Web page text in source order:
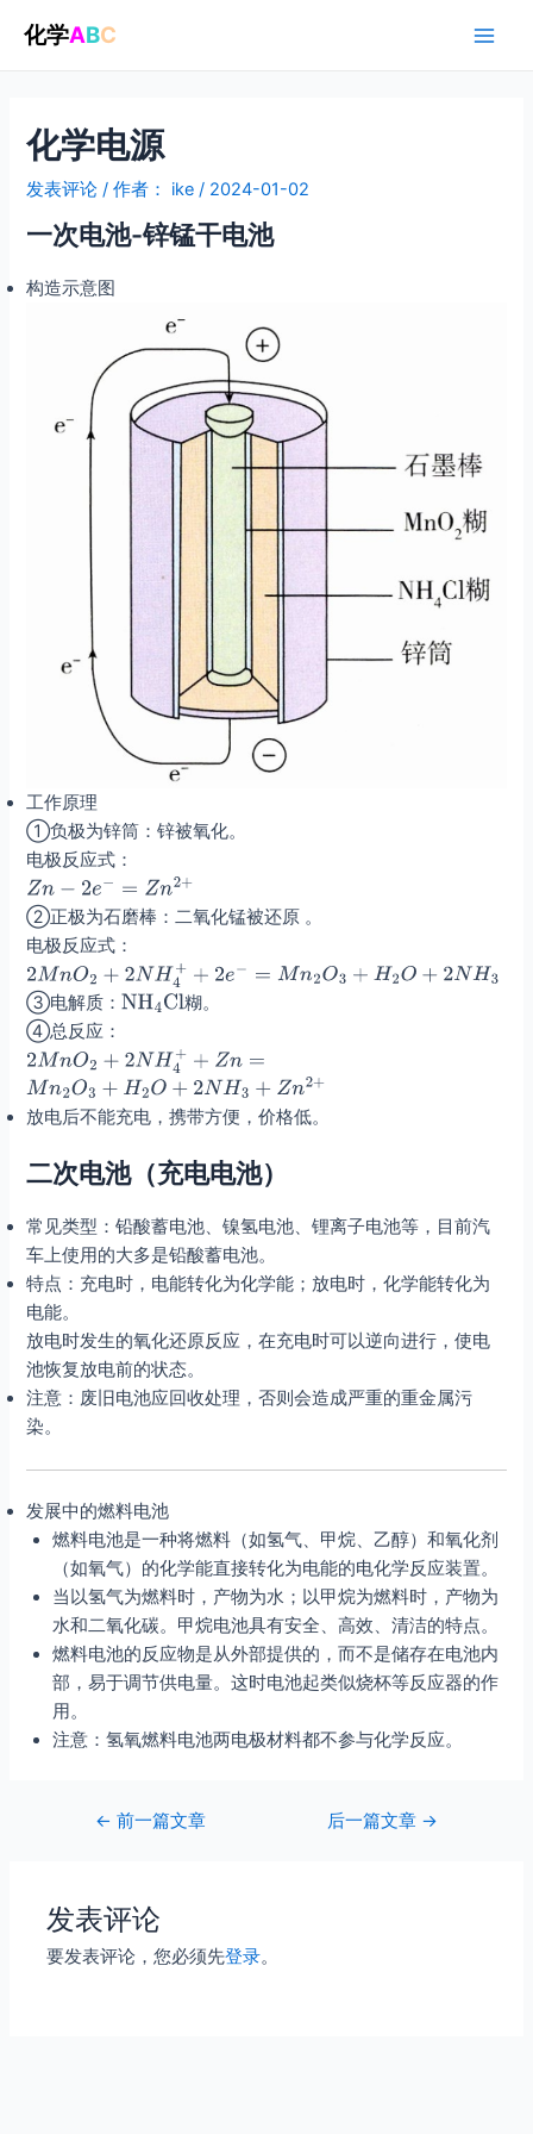
化学ABC
化学电源
发表评论 / 作者： ike/ 2024-01-02
一次电池-锌锰干电池
构造示意图
工作原理
①负极为锌筒：锌被氧化。
电极反应式：
②正极为石磨棒：二氧化锰被还原 。
电极反应式：
③电解质：
糊。
④总反应：
放电后不能充电，携带方便，价格低。
二次电池（充电电池）
常见类型：铅酸蓄电池、镍氢电池、锂离子电池等，目前汽
车上使用的大多是铅酸蓄电池。
特点：充电时，电能转化为化学能；放电时，化学能转化为
电能。
放电时发生的氧化还原反应，在充电时可以逆向进行，使电
池恢复放电前的状态。
注意：废旧电池应回收处理，否则会造成严重的重金属污
染。
发展中的燃料电池
燃料电池是一种将燃料（如氢气、甲烷、乙醇）和氧化剂
（如氧气）的化学能直接转化为电能的电化学反应装置。
当以氢气为燃料时，产物为水；以甲烷为燃料时，产物为
水和二氧化碳。甲烷电池具有安全、高效、清洁的特点。
燃料电池的反应物是从外部提供的，而不是储存在电池内
部，易于调节供电量。这时电池起类似烧杯等反应器的作
用。
注意：氢氧燃料电池两电极材料都不参与化学反应。
Post← 前一篇文章 后一篇文章 →
发表评论
要发表评论，您必须先登录。